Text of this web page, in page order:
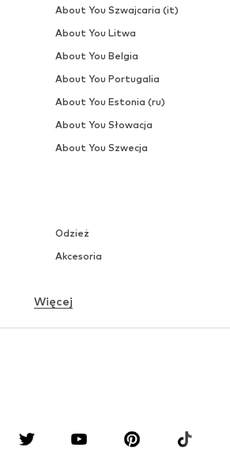
Odzież
Akcesoria
Więcej
About You Szwajcaria (it)
About You Litwa
About You Belgia
About You Portugalia
About You Estonia (ru)
About You Słowacja
About You Szwecja